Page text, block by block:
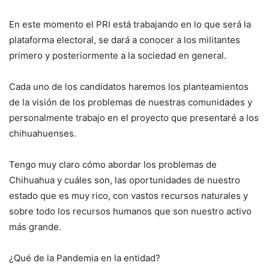
En este momento el PRI está trabajando en lo que será la
plataforma electoral, se dará a conocer a los militantes
primero y posteriormente a la sociedad en general.
Cada uno de los candidatos haremos los planteamientos
de la visión de los problemas de nuestras comunidades y
personalmente trabajo en el proyecto que presentaré a los
chihuahuenses.
Tengo muy claro cómo abordar los problemas de
Chihuahua y cuáles son, las oportunidades de nuestro
estado que es muy rico, con vastos recursos naturales y
sobre todo los recursos humanos que son nuestro activo
más grande.
¿Qué de la Pandemia en la entidad?